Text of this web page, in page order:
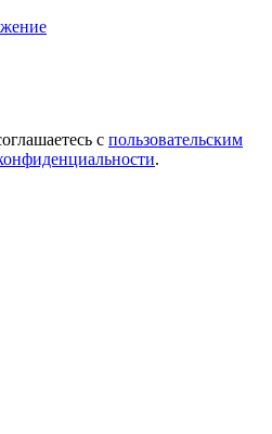
с пользовательским
.